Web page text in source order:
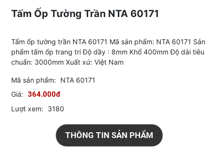
Tấm Ốp Tường Trần NTA 60171
Tấm ốp tường trần NTA 60171 Mã sản phẩm: NTA 60171 Sản
phẩm tấm ốp trang trí Độ dầy : 8mm Khổ 400mm Độ dài tiêu
chuẩn: 3000mm Xuất xứ: Việt Nam
Mã sản phẩm:
NTA 60171
Giá: 364.000đ
Lượt xem: 3180
THÔNG TIN SẢN PHẨM